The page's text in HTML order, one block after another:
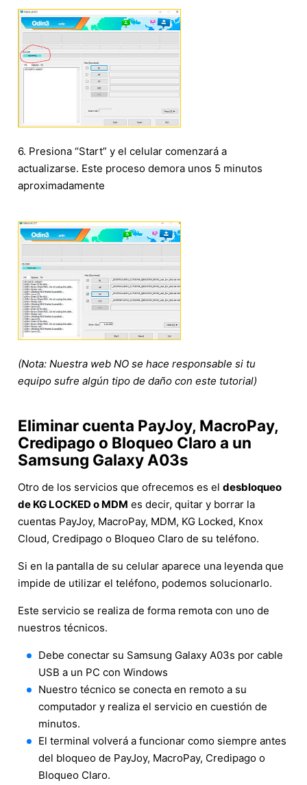
6. Presiona “Start” y el celular comenzará a
actualizarse. Este proceso demora unos 5 minutos
aproximadamente
(Nota: Nuestra web NO se hace responsable si tu
equipo sufre algún tipo de daño con este tutorial)
Eliminar cuenta PayJoy, MacroPay,
Credipago o Bloqueo Claro a un
Samsung Galaxy A03s
Otro de los servicios que ofrecemos es el desbloqueo
de KG LOCKED o MDM es decir, quitar y borrar la
cuentas PayJoy, MacroPay, MDM, KG Locked, Knox
Cloud, Credipago o Bloqueo Claro de su teléfono.
Si en la pantalla de su celular aparece una leyenda que
impide de utilizar el teléfono, podemos solucionarlo.
Este servicio se realiza de forma remota con uno de
nuestros técnicos.
Debe conectar su Samsung Galaxy A03s por cable
USB a un PC con Windows
Nuestro técnico se conecta en remoto a su
computador y realiza el servicio en cuestión de
minutos.
El terminal volverá a funcionar como siempre antes
del bloqueo de PayJoy, MacroPay, Credipago o
Bloqueo Claro.